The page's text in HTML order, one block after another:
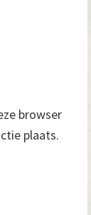
browser
plaats.